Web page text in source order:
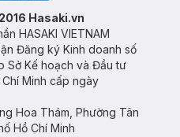
Hasaki.vn
HASAKI VIETNAM
Đăng ký Kinh doanh số
Sở Kế hoạch và Đầu tư
Minh cấp ngày
Hoa Thám, Phường Tân
Hồ Chí Minh